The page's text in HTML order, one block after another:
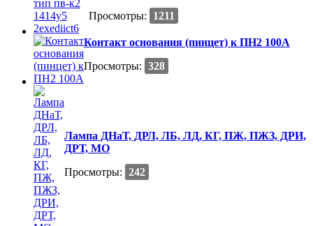
Просмотры:
1211
Контакт основания (пинцет) к ПН2 100А
Просмотры: 328
Лампа ДНаТ, ДРЛ, ЛБ, ЛД, КГ, ПЖ, ПЖЗ, ДРИ,
ДРТ, МО
Просмотры: 242